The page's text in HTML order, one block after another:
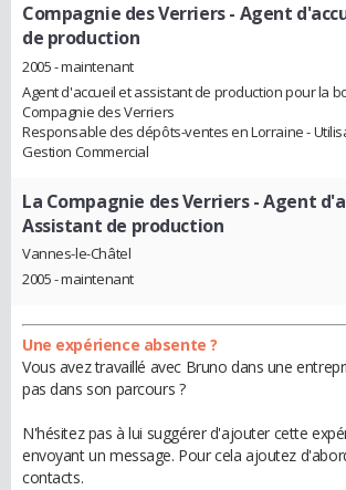
Compagnie des Verriers- Agent
de production
2005 - maintenant
Agent d'accueil et assistant de production pour la
Compagnie des Verriers
Responsable des dépôts-ventes en Lorraine -
Gestion Commercial
La Compagnie des Verriers- Agent
Assistant de production
Vannes-le-Châtel
2005 - maintenant
Une expérience absente ?
Vous avez travaillé avec Bruno dans une
pas dans son parcours ?
N'hésitez pas à lui suggérer d'ajouter cette
envoyant un message. Pour cela ajoutez
contacts.